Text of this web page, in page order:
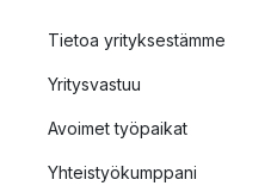
Tietoa yrityksestämme
Yritysvastuu
Avoimet työpaikat
Yhteistyökumppani